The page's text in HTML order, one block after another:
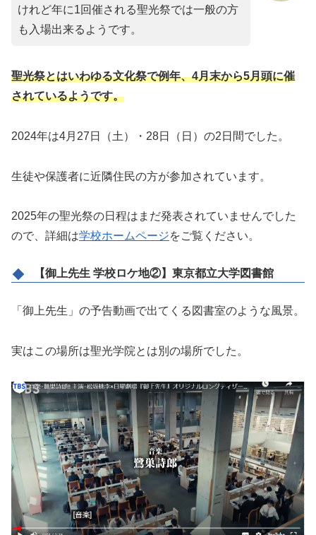
けれど年に1回催される聖光祭では一般の方
も入場出来るようです。
聖光祭とはいわゆる文化祭で例年、4月末から5月頭に催
されているようです。
2024年は4月27日（土）・28日（日）の2日間でした。
生徒や保護者に近隣住民の方が参加されています。
2025年の聖光祭の日程はまだ発表されていませんでした
ので、詳細は学校ホームページをご覧ください。
【御上先生 学校ロケ地②】東京都立大学図書館
「御上先生」の予告動画で出てくる図書室のような風景。
実はこの場所は聖光学院とは別の場所でした。